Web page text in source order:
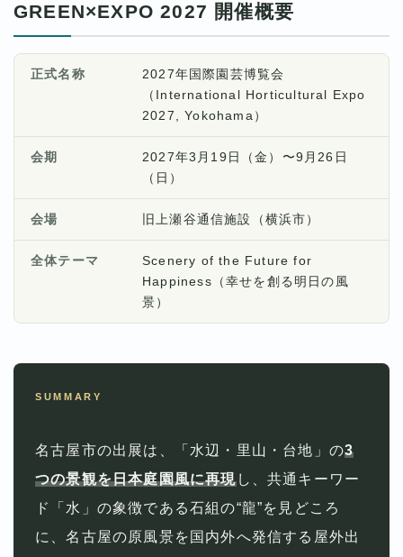
GREEN×EXPO 2027 開催概要
正式名称
2027年国際園芸博覧会
（International Horticultural Expo
2027, Yokohama）
会期
2027年3月19日（金）〜9月26日
（日）
会場 旧上瀬谷通信施設（横浜市）
全体テーマ
Scenery of the Future for
Happiness（幸せを創る明日の風
景）
SUMMARY
名古屋市の出展は、「水辺・里山・台地」の3
つの景観を日本庭園風に再現し、共通キーワー
ド「水」の象徴である石組の“龍”を見どころ
に、名古屋の原風景を国内外へ発信する屋外出